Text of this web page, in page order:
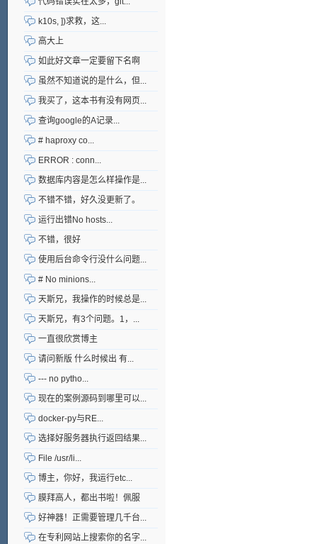
k10s, ])求救，这...
高大上
如此好文章一定要留下名啊
虽然不知道说的是什么，但...
我买了，这本书有没有网页...
查询google的A记录...
# haproxy co...
ERROR : conn...
数据库内容是怎么样操作是...
不错不错，好久没更新了。
运行出错No hosts...
不错，很好
使用后台命令行没什么问题...
# No minions...
天斯兄，我操作的时候总是...
天斯兄，有3个问题。1，...
一直很欣赏博主
请问新版 什么时候出 有...
--- no pytho...
现在的案例源码到哪里可以...
docker-py与RE...
选择好服务器执行返回结果...
File /usr/li...
博主，你好，我运行etc...
膜拜高人，都出书啦！佩服
好神器！正需要管理几千台...
在专利网站上搜索你的名字...